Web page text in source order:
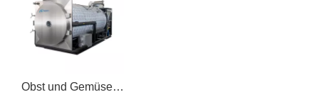
Obst und Gemüse Einfrierentrockner